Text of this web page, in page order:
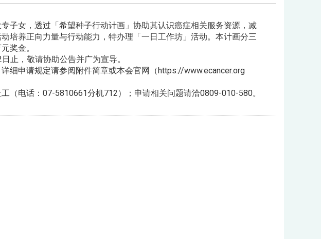
子女，透过「希望种子行动计画」协助其认识癌症相关服务资源，减
养正向力量与行动能力，特办理「一日工作坊」活动。本计画分三
奖金。
止，敬请协助公告并广为宣导。
细申请规定请参阅附件简章或本会官网（https://www.ecancer.org
（电话：07-5810661分机712）；申请相关问题请洽0809-010-580。